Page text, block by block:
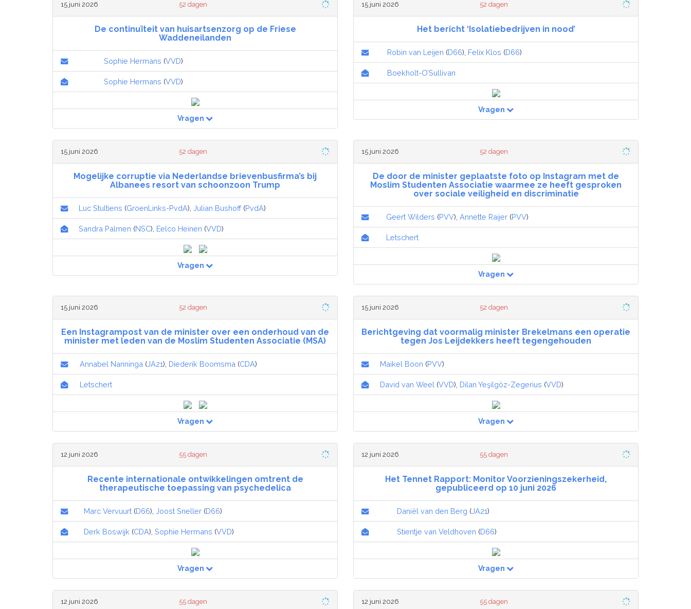
15 juni 2026 52 dagen
De continuïteit van huisartsenzorg op de Friese
Waddeneilanden
Sophie Hermans (VVD)
Sophie Hermans (VVD)
Vragen
15 juni 2026 52 dagen
Het bericht ‘Isolatiebedrijven in nood’
Robin van Leijen (D66), Felix Klos (D66)
Boekholt-O’Sullivan
Vragen
15 juni 2026 52 dagen
Mogelijke corruptie via Nederlandse brievenbusfirma’s bij
Albanees resort van schoonzoon Trump
Luc Stultiens (GroenLinks-PvdA), Julian Bushoff(PvdA)
Sandra Palmen (NSC), Eelco Heinen (VVD)
Vragen
15 juni 2026 52 dagen
De door de minister geplaatste foto op Instagram met de
Moslim Studenten Associatie waarmee ze heeft gesproken
over sociale veiligheid en discriminatie
Geert Wilders (PVV), Annette Raijer (PVV)
Letschert
Vragen
15 juni 2026 52 dagen
Een Instagrampost van de minister over een onderhoud van de
minister met leden van de Moslim Studenten Associatie (MSA)
Annabel Nanninga (JA21), Diederik Boomsma (CDA)
Letschert
Vragen
15 juni 2026 52 dagen
Berichtgeving dat voormalig minister Brekelmans een operatie
tegen Jos Leijdekkers heeft tegengehouden
Maikel Boon (PVV)
David van Weel (VVD), Dilan Yeşilgöz-Zegerius (VVD)
Vragen
12 juni 2026 55 dagen
Recente internationale ontwikkelingen omtrent de
therapeutische toepassing van psychedelica
Marc Vervuurt (D66), Joost Sneller (D66)
Derk Boswijk (CDA), Sophie Hermans (VVD)
Vragen
12 juni 2026 55 dagen
Het Tennet Rapport: Monitor Voorzieningszekerheid,
gepubliceerd op 10 juni 2026
Daniël van den Berg (JA21)
Stientje van Veldhoven (D66)
Vragen
12 juni 2026 55 dagen 12 juni 2026 55 dagen